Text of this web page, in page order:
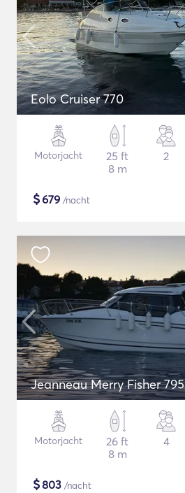
Eolo Cruiser 770
Motorjacht
25 ft
8 m
2
$679 /nacht
Jeanneau Merry Fisher 795
Motorjacht
26 ft
8 m
4
$803 /nacht